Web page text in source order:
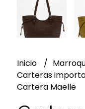
Inicio
Carteras
Cartera Maelle